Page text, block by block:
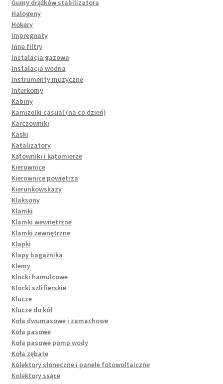
Gumy drążków stabilizatora
Halogeny
Hokery
Impregnaty
Inne filtry
Instalacja gazowa
Instalacja wodna
Instrumenty muzyczne
Interkomy
Kabiny
Kamizelki casual (na co dzień)
Karczowniki
Kaski
Katalizatory
Kątowniki i kątomierze
Kierownice
Kierownice powietrza
Kierunkowskazy
Klaksony
Klamki
Klamki wewnętrzne
Klamki zewnętrzne
Klapki
Klapy bagażnika
Klemy
Klocki hamulcowe
Klocki szlifierskie
Klucze
Klucze do kół
Koła dwumasowe i zamachowe
Koła pasowe
Koła pasowe pomp wody
Koła zębate
Kolektory słoneczne i panele fotowoltaiczne
Kolektory ssące